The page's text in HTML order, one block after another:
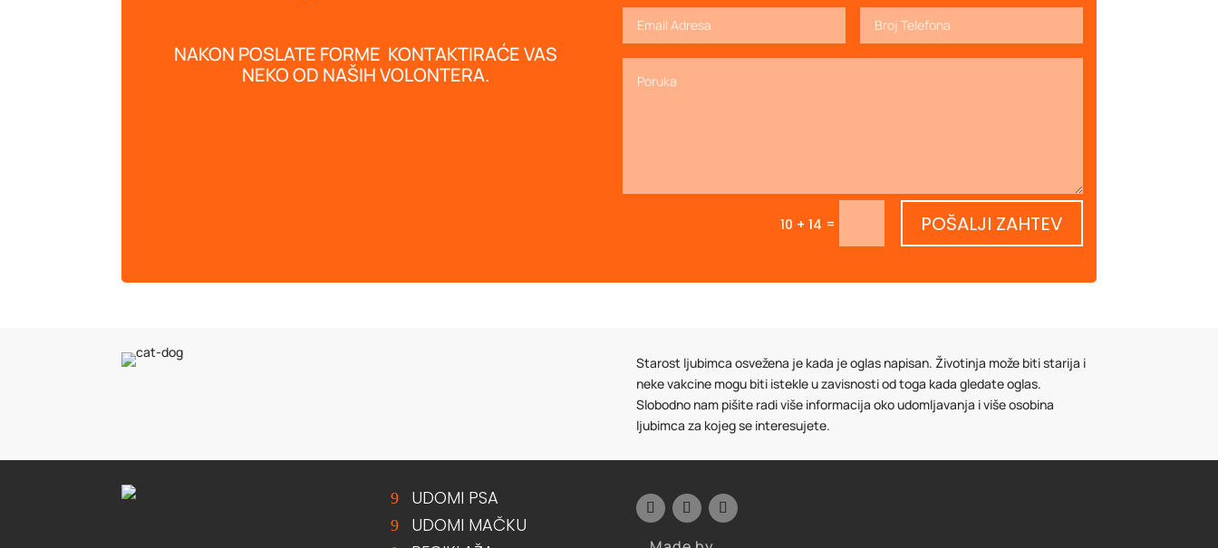
NAKON POSLATE FORME KONTAKTIRAĆE VAS
NEKO OD NAŠIH VOLONTERA.
10 + 14 = POŠALJI ZAHTEV
Starost ljubimca osvežena je kada je oglas napisan. Životinja može biti starija i
neke vakcine mogu biti istekle u zavisnosti od toga kada gledate oglas.
Slobodno nam pišite radi više informacija oko udomljavanja i više osobina
ljubimca za kojeg se interesujete.
UDOMI PSA
UDOMI MAČKU